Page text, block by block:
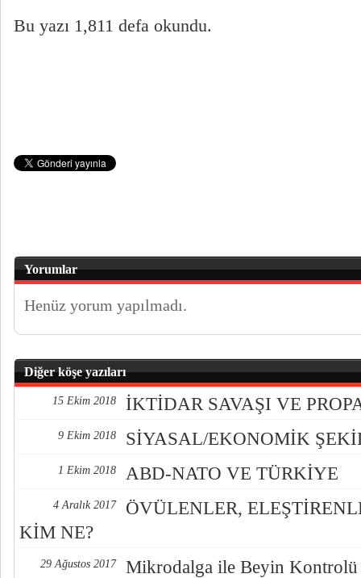
Bu yazı 1,811 defa okundu.
Yorumlar
Henüz yorum yapılmadı.
Diğer köşe yazıları
15 Ekim 2018 İKTİDAR SAVAŞI VE
9 Ekim 2018 SİYASAL/EKONOMİK
1 Ekim 2018 ABD-NATO VE TÜRKİYE
4 Aralık 2017
ÖVÜLENLER,
KİM NE?
29 Ağustos 2017 Mikrodalga ile Beyin Kontrolü